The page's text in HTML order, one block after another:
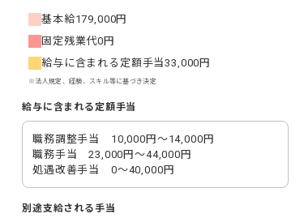
基本給179,000円
固定残業代0円
給与に含まれる定額手当33,000円
※法人規定、経験、スキル等に基づき決定
給与に含まれる定額手当
職務調整手当　10,000円～14,000円
職務手当　23,000円～44,000円
処遇改善手当　0～40,000円
別途支給される手当